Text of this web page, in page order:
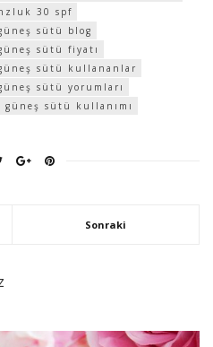
30 spf
sütü blog
sütü fiyatı
sütü kullananlar
sütü yorumları
sütü kullanımı
Sonraki